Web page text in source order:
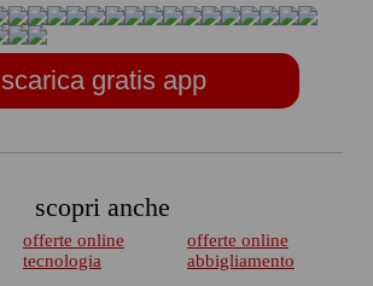
scarica gratis app
scopri anche
offerte online
tecnologia
offerte online
abbigliamento